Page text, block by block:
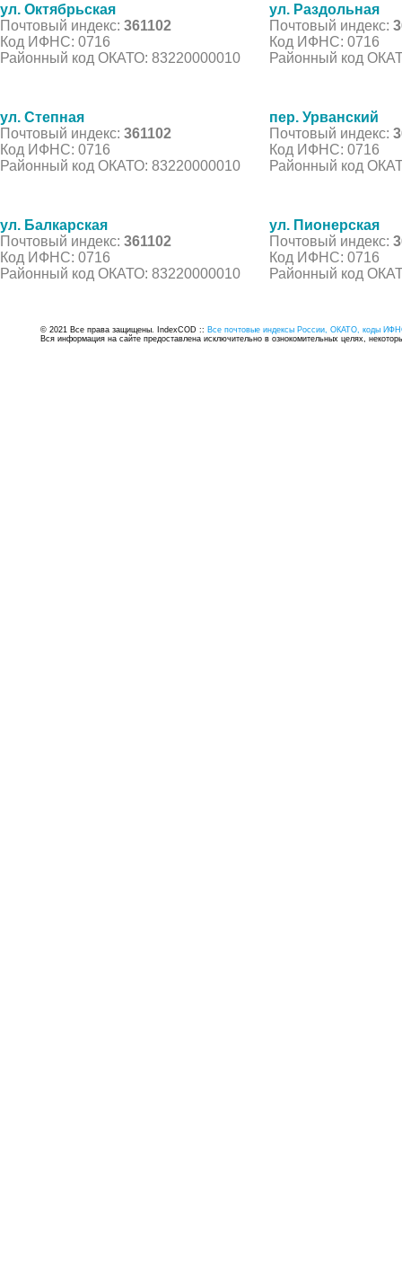
ул. Октябрьская
Почтовый индекс: 361102
Код ИФНС: 0716
Районный код ОКАТО: 83220000010
ул. Раздольная
Почтовый индекс:
Код ИФНС: 0716
Районный код
ул. Степная
Почтовый индекс: 361102
Код ИФНС: 0716
Районный код ОКАТО: 83220000010
пер. Урванский
Почтовый индекс:
Код ИФНС: 0716
Районный код
ул. Балкарская
Почтовый индекс: 361102
Код ИФНС: 0716
Районный код ОКАТО: 83220000010
ул. Пионерская
Почтовый индекс:
Код ИФНС: 0716
Районный код
© 2021 Все права защищены. IndexCOD :: Все почтовые индексы России, ОКАТО, коды
Вся информация на сайте предоставлена исключительно в ознокомительных целях,